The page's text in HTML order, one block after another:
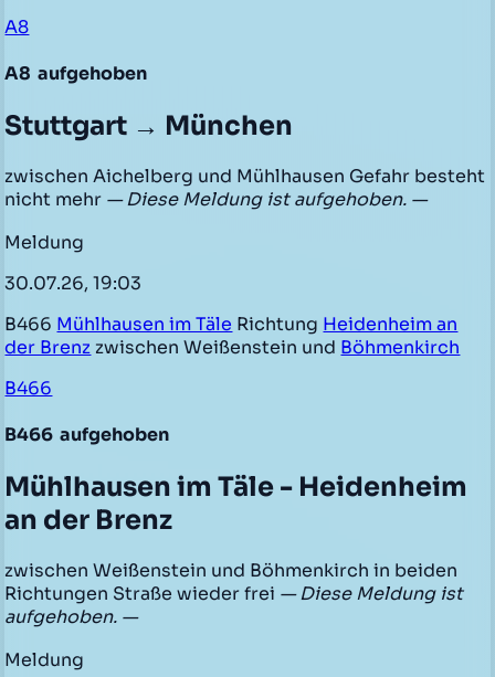
A8
A8 aufgehoben
Stuttgart → München
zwischen Aichelberg und Mühlhausen Gefahr besteht
nicht mehr — Diese Meldung ist aufgehoben. —
Meldung
30.07.26, 19:03
B466 Mühlhausen im Täle Richtung Heidenheim an
der Brenz zwischen Weißenstein und Böhmenkirch
B466
B466 aufgehoben
Mühlhausen im Täle - Heidenheim
an der Brenz
zwischen Weißenstein und Böhmenkirch in beiden
Richtungen Straße wieder frei — Diese Meldung ist
aufgehoben. —
Meldung